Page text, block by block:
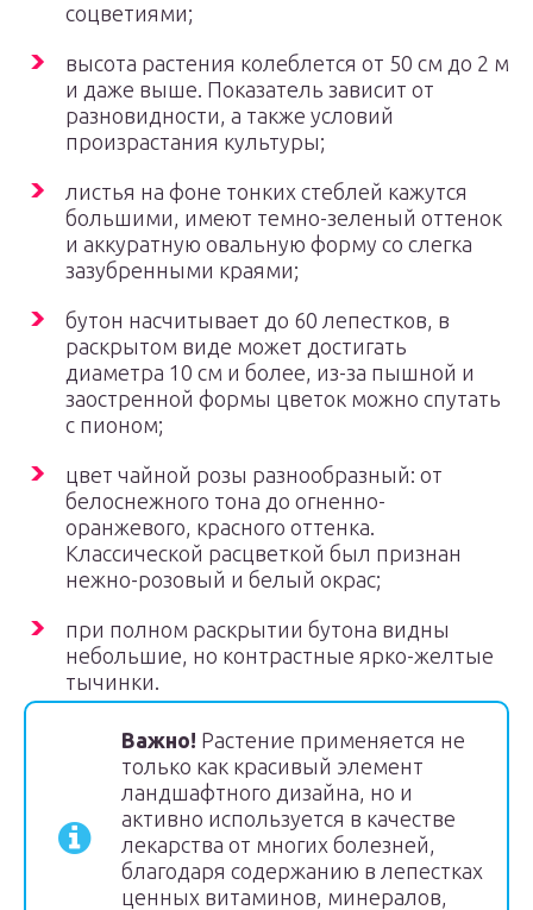
соцветиями;
высота растения колеблется от 50 см до 2 м
и даже выше. Показатель зависит от
разновидности, а также условий
произрастания культуры;
листья на фоне тонких стеблей кажутся
большими, имеют темно-зеленый оттенок
и аккуратную овальную форму со слегка
зазубренными краями;
бутон насчитывает до 60 лепестков, в
раскрытом виде может достигать
диаметра 10 см и более, из-за пышной и
заостренной формы цветок можно спутать
с пионом;
цвет чайной розы разнообразный: от
белоснежного тона до огненно-
оранжевого, красного оттенка.
Классической расцветкой был признан
нежно-розовый и белый окрас;
при полном раскрытии бутона видны
небольшие, но контрастные ярко-желтые
тычинки.
Важно! Растение применяется не
только как красивый элемент
ландшафтного дизайна, но и
активно используется в качестве
лекарства от многих болезней,
благодаря содержанию в лепестках
ценных витаминов, минералов,